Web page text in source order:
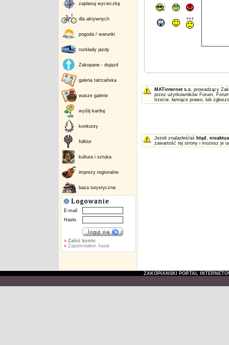
zaplanuj wycieczkę
dla aktywnych
pogoda / warunki
rozkłady jazdy
Zakopane - dojazd
galeria tatrzańska
wasze galerie
wyślij kartkę
konkursy
folklor
kultura i sztuka
imprezy regionalne
baza turystyczna
E-mail
Hasło
» Załóż konto
»Zapomniałem hasła
MATinternet s.c. prowadzący
przez użytkowników Forum.
trzecie, łamiące prawo, lub
Jeżeli znalazłeś/aś błąd ,
zawartość tej strony i możesz je
ZAKOPIAŃSKI PORTAL